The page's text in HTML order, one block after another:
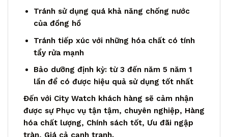
Tránh sử dụng quá khả năng chống nước
của đồng hồ
Tránh tiếp xúc với những hóa chất có tính
tẩy rửa mạnh
Bảo dưỡng định kỳ: từ 3 đến năm 5 năm 1
lần để có được hiệu quả sử dụng tốt nhất
Đến với City Watch khách hàng sẽ cảm nhận
được sự Phục vụ tận tậm, chuyên nghiệp, Hàng
hóa chất lượng, Chính sách tốt, Ưu đãi ngập
tràn, Giá cả cạnh tranh.